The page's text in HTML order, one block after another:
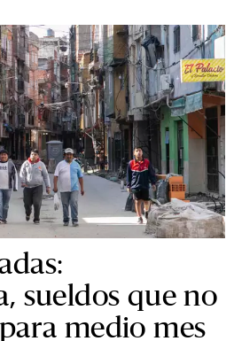
sueldos que no
medio mes